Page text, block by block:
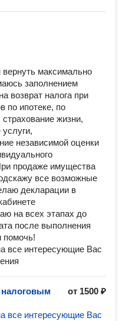
максимально
заполнением
возврат налога при
по ипотеке, по
жизни,
независимой оценки
продаже имущества
все возможные
декларации в
на всех этапах до
после выполнения
помочь!
все интересующие Вас
налоговым
от 1500 ₽
все интересующие Вас